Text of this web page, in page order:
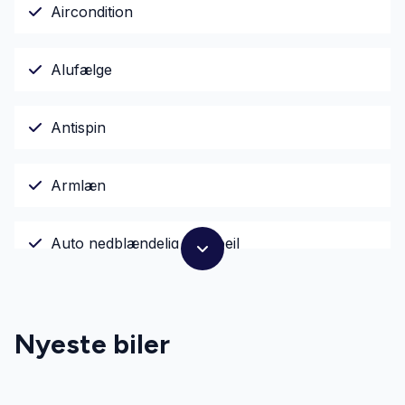
Aircondition
Alufælge
Antispin
Armlæn
Auto nedblændelig bakspejl
Automatisk fjernlys
Nyeste biler